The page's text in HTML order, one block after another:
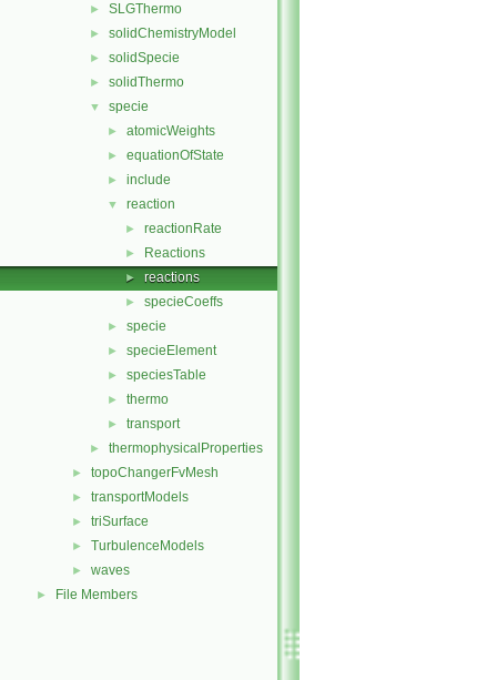
► SLGThermo
► solidChemistryModel
► solidSpecie
► solidThermo
▼ specie
► atomicWeights
► equationOfState
► include
▼ reaction
► reactionRate
► Reactions
► reactions
► specieCoeffs
► specie
► specieElement
► speciesTable
► thermo
► transport
► thermophysicalProperties
► topoChangerFvMesh
► transportModels
► triSurface
► TurbulenceModels
► waves
► File Members